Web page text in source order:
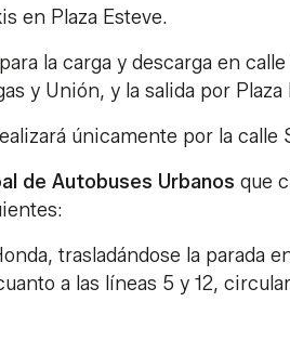
en Plaza Esteve.
la carga y descarga en
y Unión, y la salida por
únicamente por la calle
de Autobuses Urbanos que
trasladándose la parada
a las líneas 5 y 12,